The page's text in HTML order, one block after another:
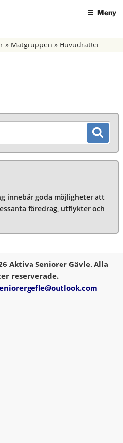
GÄVLE
Meny
» Matgruppen » Huvudrätter
innebär goda möjligheter att
föredrag, utflykter och
Aktiva Seniorer Gävle. Alla
reserverade.